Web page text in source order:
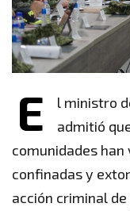
E
l ministro
admitió
comunidades han
confinadas y
acción criminal